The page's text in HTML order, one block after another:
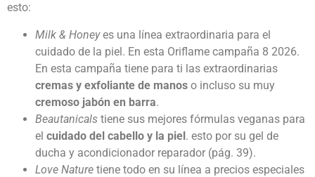
esto:
Milk & Honeyes una línea extraordinaria para el
cuidado de la piel. En esta Oriflame campaña 8 2026.
En esta campaña tiene para ti las extraordinarias
cremas y exfoliante de manos o incluso su muy
cremoso jabón en barra.
Beautanicals tiene sus mejores fórmulas veganas para
el cuidado del cabello y la piel. esto por su gel de
ducha y acondicionador reparador (pág. 39).
Love Nature tiene todo en su línea a precios especiales